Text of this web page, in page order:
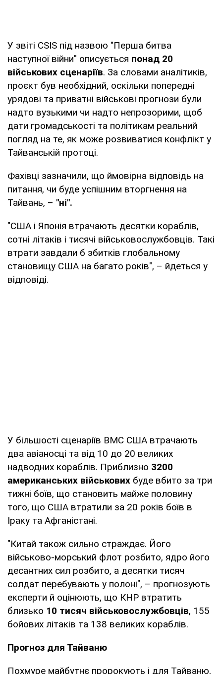
У звіті CSIS під назвою "Перша битва
наступної війни" описується понад 20
військових сценаріїв. За словами аналітиків,
проєкт був необхідний, оскільки попередні
урядові та приватні військові прогнози були
надто вузькими чи надто непрозорими, щоб
дати громадськості та політикам реальний
погляд на те, як може розвиватися конфлікт у
Тайванській протоці.
Фахівці зазначили, що ймовірна відповідь на
питання, чи буде успішним вторгнення на
Тайвань, – "ні".
"США і Японія втрачають десятки кораблів,
сотні літаків і тисячі військовослужбовців. Такі
втрати завдали б збитків глобальному
становищу США на багато років", – йдеться у
відповіді.
У більшості сценаріїв ВМС США втрачають
два авіаносці та від 10 до 20 великих
надводних кораблів. Приблизно 3200
американських військових буде вбито за три
тижні боїв, що становить майже половину
того, що США втратили за 20 років боїв в
Іраку та Афганістані.
"Китай також сильно страждає. Його
військово-морський флот розбито, ядро його
десантних сил розбито, а десятки тисяч
солдат перебувають у полоні", – прогнозують
експерти й оцінюють, що КНР втратить
близько 10 тисяч військовослужбовців, 155
бойових літаків та 138 великих кораблів.
Прогноз для Тайваню
Похмуре майбутнє пророкують і для Тайваню,